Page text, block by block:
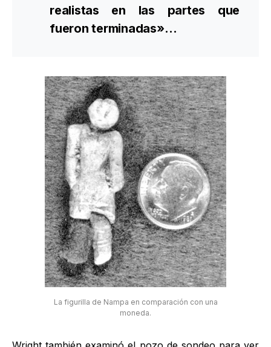
realistas en las partes que
fueron terminadas»…
La figurilla de Nampa en comparación con una
moneda.